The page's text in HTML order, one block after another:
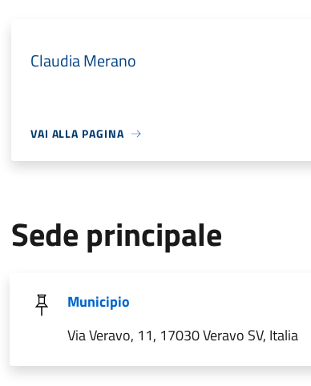
Claudia Merano
VAI ALLA PAGINA
Sede principale
Municipio
Via Veravo, 11, 17030 Veravo SV, Italia